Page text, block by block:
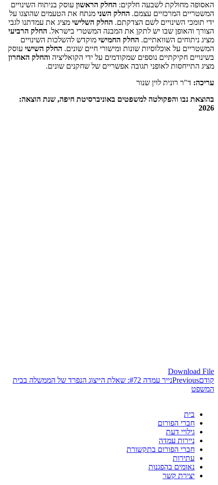
האסופה מחולקת לשבעה חלקים: החלק הראשון עוסק בניתוח השינויים
המשטריים המרכזיים עצמם. החלק השני מנתח את הטעמים שהוצגו על
ידי תומכי השינויים לשם הצדקתם. החלק השלישי מציג את עמדתנו לגבי
הצורך והאופן שבו יש לתקן את המבנה המשטרי בישראל. החלק הרביעי
מציג ניתוחים השוואתיים. החלק החמישי מוקדש להשלכות השינויים
המשטריים על אוכלוסיות שונות ומישורי חיים שונים. החלק השישי עוסק
בשינויים חקיקתיים נוספים שמקודמים על ידי הקואליציה והחלק האחרון
מציג התייחסות לאופני תגובה אפשריים של שחקנים שונים.
עריכה: ד"ר רונית לוין שנור
בהוצאת נבו והפקולטה למשפטים באוניברסיטת חיפה, שנת הוצאה:
2026
Download File
קודםPrevious
נייר עמדה #72: שאלת הייצוג הנפרד של הממשלה בבית
המשפט
בית
חברי הפורום
גילויי דעת
ניירות עמדה
חברי הפורום בתקשורת
עתירות
נאומים בהפגנות
יצירת קשר